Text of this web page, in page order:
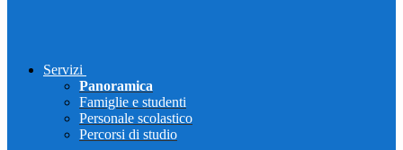
Servizi
Panoramica
Famiglie e studenti
Personale scolastico
Percorsi di studio